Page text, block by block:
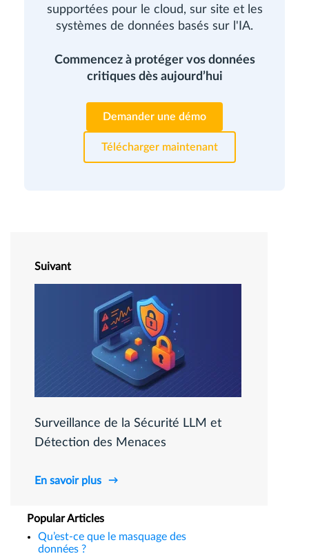
supportées pour le cloud, sur site et les
systèmes de données basés sur l'IA.
Commencez à protéger vos données
critiques dès aujourd’hui
Demander une démo
Télécharger maintenant
Suivant
Surveillance de la Sécurité LLM et
Détection des Menaces
En savoir plus
Popular Articles
Qu’est-ce que le masquage des
données ?